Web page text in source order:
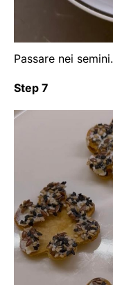
Passare nei semini.
Step 7